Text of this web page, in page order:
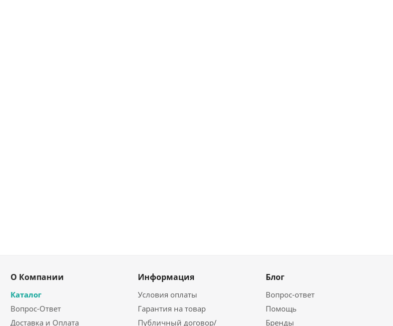
О Компании
Каталог
Вопрос-Ответ
Доставка и Оплата
Информация
Условия оплаты
Гарантия на товар
Публичный договор/
Блог
Вопрос-ответ
Помощь
Бренды